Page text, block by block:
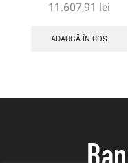
11.607,91 lei
ADAUGĂ ÎN COȘ